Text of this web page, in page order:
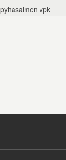
pyhasalmen vpk